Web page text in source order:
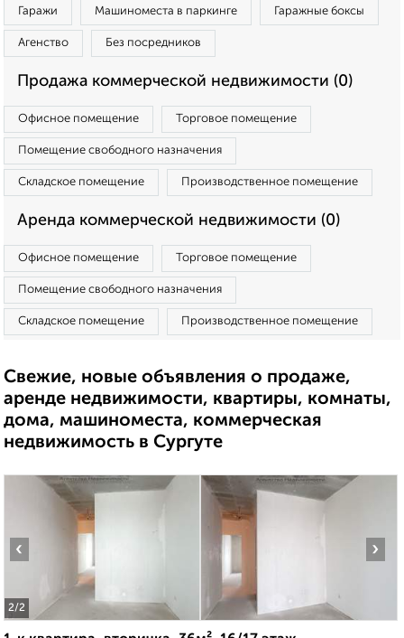
Гаражи Машиноместа в паркинге Гаражные боксы
Агенство Без посредников
Продажа коммерческой недвижимости (0)
Офисное помещение Торговое помещение
Помещение свободного назначения
Складское помещение Производственное помещение
Аренда коммерческой недвижимости (0)
Офисное помещение Торговое помещение
Помещение свободного назначения
Складское помещение Производственное помещение
Свежие, новые объявления о продаже,
аренде недвижимости, квартиры, комнаты,
дома, машиноместа, коммерческая
недвижимость в Сургуте
2/2
‹ ›